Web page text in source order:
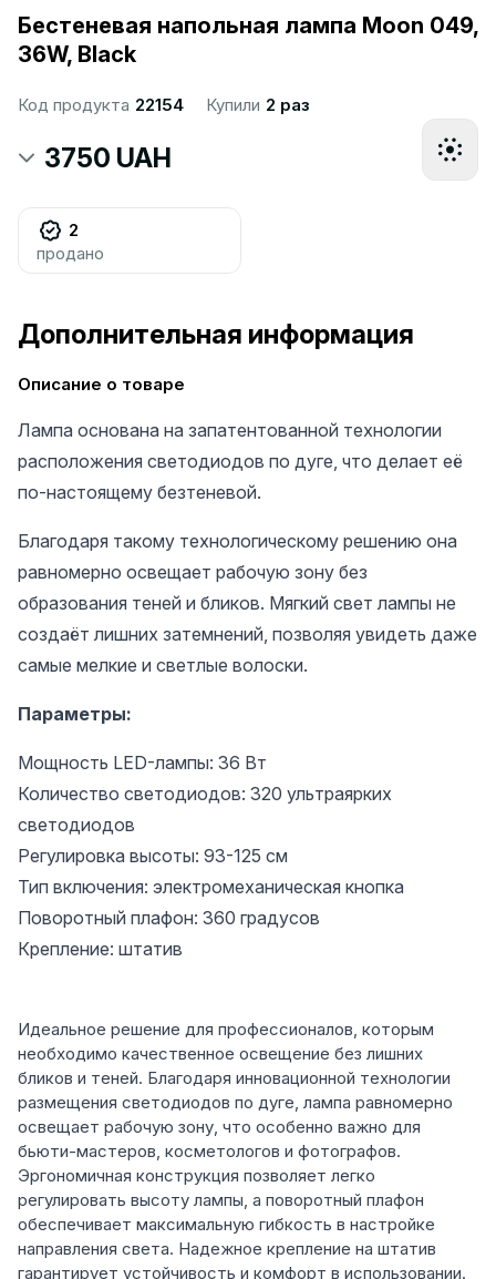
Бестеневая напольная лампа Moon 049,
36W, Black
Код продукта 22154 Купили 2 раз
3750 UAH
2
продано
Дополнительная информация
Описание о товаре
Лампа основана на запатентованной технологии
расположения светодиодов по дуге, что делает её
по-настоящему безтеневой.
Благодаря такому технологическому решению она
равномерно освещает рабочую зону без
образования теней и бликов. Мягкий свет лампы не
создаёт лишних затемнений, позволяя увидеть даже
самые мелкие и светлые волоски.
Параметры:
Мощность LED-лампы: 36 Вт
Количество светодиодов: 320 ультраярких
светодиодов
Регулировка высоты: 93-125 см
Тип включения: электромеханическая кнопка
Поворотный плафон: 360 градусов
Крепление: штатив
Идеальное решение для профессионалов, которым
необходимо качественное освещение без лишних
бликов и теней. Благодаря инновационной технологии
размещения светодиодов по дуге, лампа равномерно
освещает рабочую зону, что особенно важно для
бьюти-мастеров, косметологов и фотографов.
Эргономичная конструкция позволяет легко
регулировать высоту лампы, а поворотный плафон
обеспечивает максимальную гибкость в настройке
направления света. Надежное крепление на штатив
гарантирует устойчивость и комфорт в использовании.